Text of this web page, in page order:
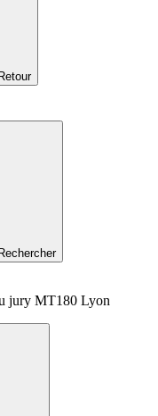
Retour
Rechercher
jury MT180 Lyon